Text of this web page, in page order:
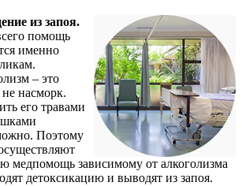
из запоя.
помощь
именно
– это
не насморк.
его травами
Поэтому
медпомощь зависимому от алкоголизма
детоксикацию и выводят из запоя.